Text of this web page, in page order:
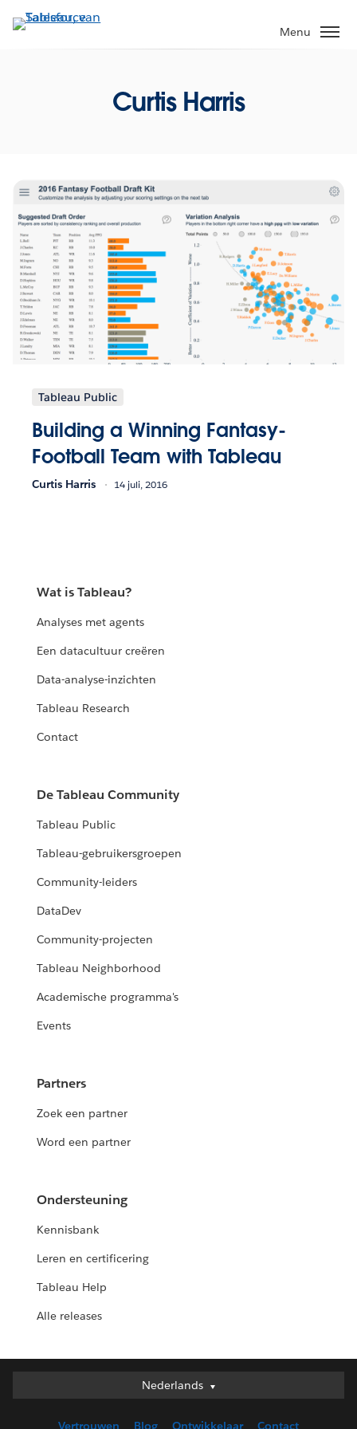
Verder
naar
Menu
Curtis Harris
Tableau Public
Building a Winning Fantasy-
Football Team with Tableau
Curtis Harris 14 juli, 2016
Wat is Tableau?
Analyses met agents
Een datacultuur creëren
Data-analyse-inzichten
Tableau Research
Contact
De Tableau Community
Tableau Public
Tableau-gebruikersgroepen
Community-leiders
DataDev
Community-projecten
Tableau Neighborhood
Academische programma's
Events
Partners
Zoek een partner
Word een partner
Ondersteuning
Kennisbank
Leren en certificering
Tableau Help
Alle releases
Nederlands
Nederlands
Vertrouwen Blog Ontwikkelaar Contact